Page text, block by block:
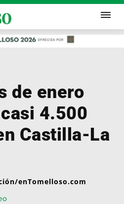
de enero
4.500
Castilla-La
enTomelloso.com